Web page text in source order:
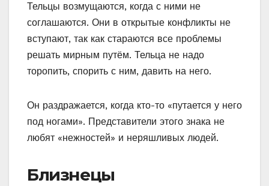
Тельцы возмущаются, когда с ними не
соглашаются. Они в открытые конфликты не
вступают, так как стараются все проблемы
решать мирным путём. Тельца не надо
торопить, спорить с ним, давить на него.
Он раздражается, когда кто-то «путается у него
под ногами». Представители этого знака не
любят «нежностей» и неряшливых людей.
Близнецы